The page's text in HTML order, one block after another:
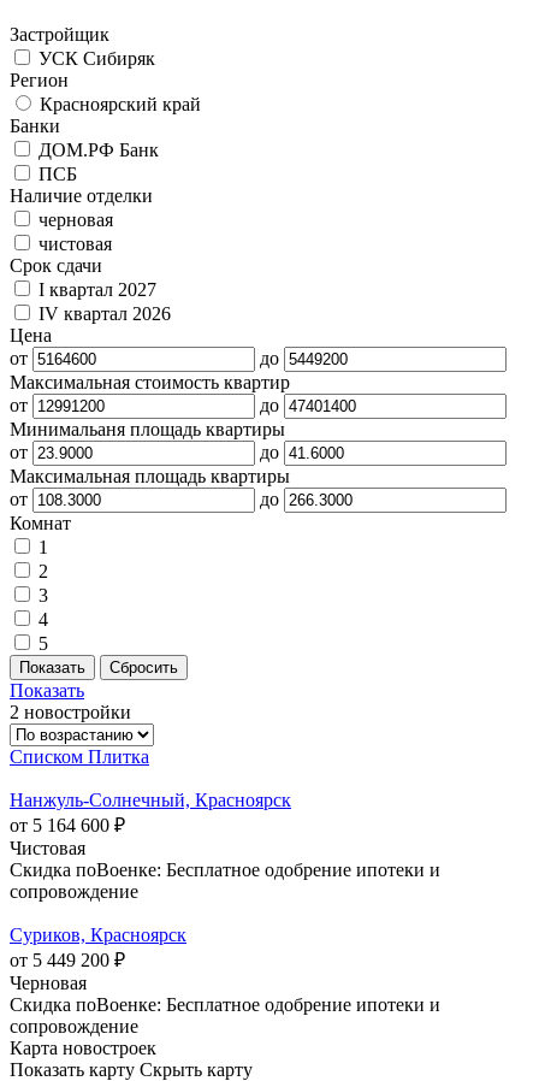
Застройщик
УСК Сибиряк
Регион
Красноярский край
Банки
ДОМ.РФ Банк
ПСБ
Наличие отделки
черновая
чистовая
Срок сдачи
I квартал 2027
IV квартал 2026
Цена
от
до
Максимальная стоимость квартир
от
до
Минимальаня площадь квартиры
от
до
Максимальная площадь квартиры
от
до
Комнат
1
2
3
4
5
Показать
2 новостройки
Списком Плитка
Нанжуль-Солнечный, Красноярск
от 5 164 600 ₽
Чистовая
Скидка поВоенке: Бесплатное одобрение ипотеки и
сопровождение
Суриков, Красноярск
от 5 449 200 ₽
Черновая
Скидка поВоенке: Бесплатное одобрение ипотеки и
сопровождение
Карта новостроек
Показать карту Скрыть карту